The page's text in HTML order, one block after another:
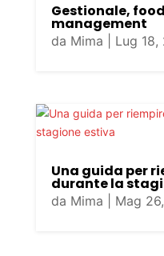
Gestionale,
management
da Mima Lug 18,
Una guida per
durante la
da Mima Mag